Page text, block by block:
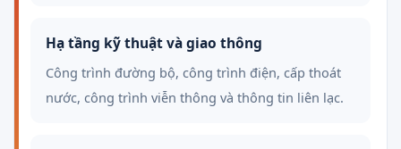
Hạ tầng kỹ thuật và giao thông
Công trình đường bộ, công trình điện, cấp thoát
nước, công trình viễn thông và thông tin liên lạc.